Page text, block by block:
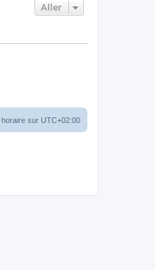
Aller
horaire sur UTC+02:00